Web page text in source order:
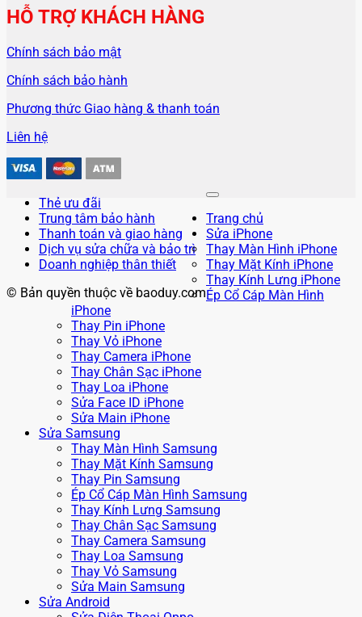
HỖ TRỢ KHÁCH HÀNG
Chính sách bảo mật
Chính sách bảo hành
Phương thức Giao hàng & thanh toán
Liên hệ
Thẻ ưu đãi
Trung tâm bảo hành
Thanh toán và giao hàng
Dịch vụ sửa chữa và bảo trì
Doanh nghiệp thân thiết
© Bản quyền thuộc về baoduy.com
Trang chủ
Sửa iPhone
Thay Màn Hình iPhone
Thay Mặt Kính iPhone
Thay Kính Lưng iPhone
Ép Cổ Cáp Màn Hình
iPhone
Thay Pin iPhone
Thay Vỏ iPhone
Thay Camera iPhone
Thay Chân Sạc iPhone
Thay Loa iPhone
Sửa Face ID iPhone
Sửa Main iPhone
Sửa Samsung
Thay Màn Hình Samsung
Thay Mặt Kính Samsung
Thay Pin Samsung
Ép Cổ Cáp Màn Hình Samsung
Thay Kính Lưng Samsung
Thay Chân Sạc Samsung
Thay Camera Samsung
Thay Loa Samsung
Thay Vỏ Samsung
Sửa Main Samsung
Sửa Android